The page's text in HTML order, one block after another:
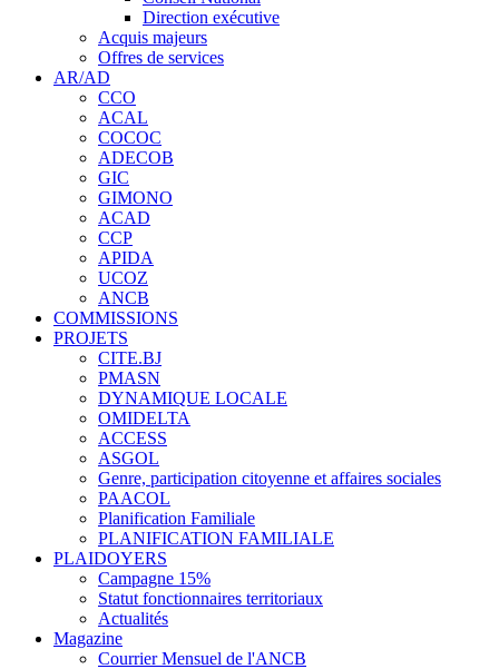
Direction exécutive
Acquis majeurs
Offres de services
AR/AD
CCO
ACAL
COCOC
ADECOB
GIC
GIMONO
ACAD
CCP
APIDA
UCOZ
ANCB
COMMISSIONS
PROJETS
CITE.BJ
PMASN
DYNAMIQUE LOCALE
OMIDELTA
ACCESS
ASGOL
Genre, participation citoyenne et affaires sociales
PAACOL
Planification Familiale
PLANIFICATION FAMILIALE
PLAIDOYERS
Campagne 15%
Statut fonctionnaires territoriaux
Actualités
Magazine
Courrier Mensuel de l'ANCB